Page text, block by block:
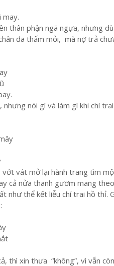
may.
thân phận ngã ngựa, nhưng
đã thấm mỏi, mà nợ trả
nói gì và làm gì khi chí
vớt vát mở lại hành trang tìm
cả nửa thanh gươm mang
như thể kết liễu chí trai hồ thỉ.
thì xin thưa “không”, vì vẫn